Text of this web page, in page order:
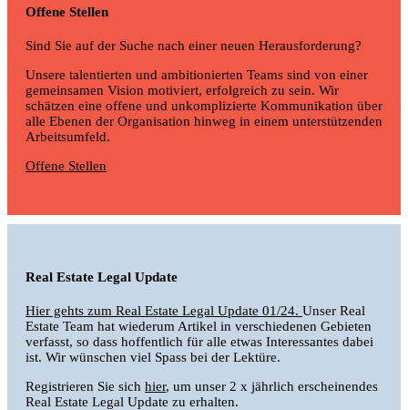
Offene Stellen
Sind Sie auf der Suche nach einer neuen Herausforderung?
Unsere talentierten und ambitionierten Teams sind von einer
gemeinsamen Vision motiviert, erfolgreich zu sein. Wir
schätzen eine offene und unkomplizierte Kommunikation über
alle Ebenen der Organisation hinweg in einem unterstützenden
Arbeitsumfeld.
Offene Stellen
Real Estate Legal Update
Hier gehts zum Real Estate Legal Update 01/24. Unser Real
Estate Team hat wiederum Artikel in verschiedenen Gebieten
verfasst, so dass hoffentlich für alle etwas Interessantes dabei
ist. Wir wünschen viel Spass bei der Lektüre.
Registrieren Sie sich hier, um unser 2 x jährlich erscheinendes
Real Estate Legal Update zu erhalten.